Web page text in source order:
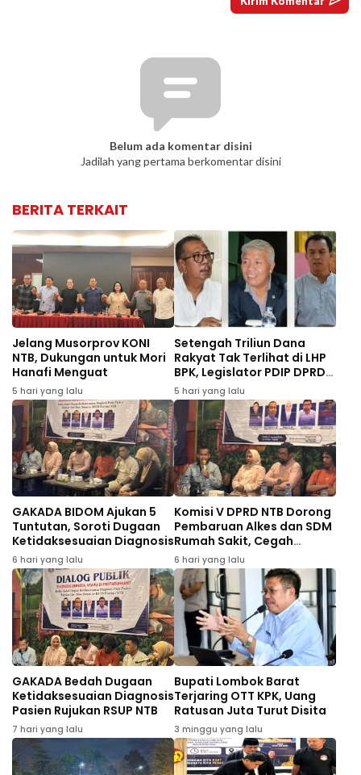
Belum ada komentar disini
Jadilah yang pertama berkomentar disini
BERITA TERKAIT
Jelang Musorprov KONI
NTB, Dukungan untuk Mori
Hanafi Menguat
5 hari yang lalu
Setengah Triliun Dana
Rakyat Tak Terlihat di LHP
BPK, Legislator PDIP DPRD
NTB Tuntut Audit
Investigatif
5 hari yang lalu
GAKADA BIDOM Ajukan 5
Tuntutan, Soroti Dugaan
Ketidaksesuaian Diagnosis
6 hari yang lalu
Komisi V DPRD NTB Dorong
Pembaruan Alkes dan SDM
Rumah Sakit, Cegah
Dugaan Salah Diagnosis
Pasien Rujukan Bima-
Dompu
6 hari yang lalu
GAKADA Bedah Dugaan
Ketidaksesuaian Diagnosis
Pasien Rujukan RSUP NTB
7 hari yang lalu
Bupati Lombok Barat
Terjaring OTT KPK, Uang
Ratusan Juta Turut Disita
3 minggu yang lalu